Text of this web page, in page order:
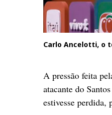
Carlo Ancelotti, o
A pressão feita
atacante do
estivesse perdida,